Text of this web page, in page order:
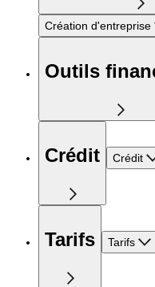
Création d'entreprise
Outils
Crédit Crédit
Tarifs Tarifs